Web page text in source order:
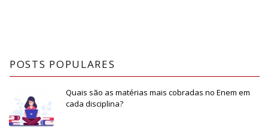
POSTS POPULARES
Quais são as matérias mais cobradas no Enem em
cada disciplina?